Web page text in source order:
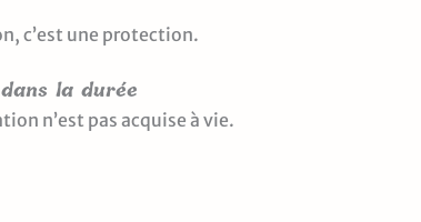
c’est une protection.
la durée
n’est pas acquise à vie.